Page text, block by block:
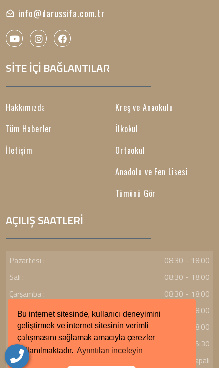
Bu internet sitesinde, kullanıcı deneyimini
geliştirmek ve internet sitesinin verimli
çalışmasını sağlamak amacıyla çerezler
kullanılmaktadır. Ayrıntıları inceleyin
info@darussifa.com.tr
SİTE İÇİ BAĞLANTILAR
Hakkımızda
Tüm Haberler
İletişim
Kreş ve Anaokulu
İlkokul
Ortaokul
Anadolu ve Fen Lisesi
Tümünü Gör
AÇILIŞ SAATLERİ
Pazartesi :
08:30 - 18:00
Salı :
08:30 - 18:00
Çarşamba :
08:30 - 18:00
Perşembe :
08:30 - 18:00
Cuma :
08:30 - 18:00
Cumartesi :
09:00 - 15:30
Pazar :
Kapalı